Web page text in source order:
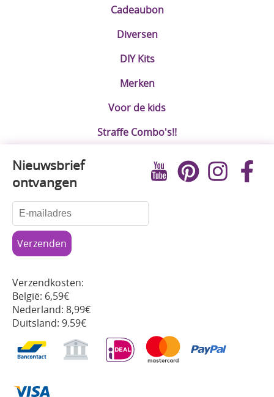
Cadeaubon
Diversen
DIY Kits
Merken
Voor de kids
Straffe Combo's!!
Nieuwsbrief
ontvangen
Verzendkosten:
België: 6,59€
Nederland: 8,99€
Duitsland: 9.59€